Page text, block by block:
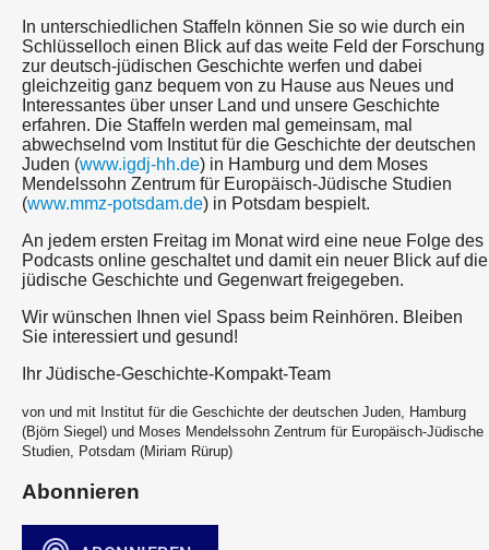
In unterschiedlichen Staffeln können Sie so wie durch ein
Schlüsselloch einen Blick auf das weite Feld der Forschung
zur deutsch-jüdischen Geschichte werfen und dabei
gleichzeitig ganz bequem von zu Hause aus Neues und
Interessantes über unser Land und unsere Geschichte
erfahren. Die Staffeln werden mal gemeinsam, mal
abwechselnd vom Institut für die Geschichte der deutschen
Juden (www.igdj-hh.de) in Hamburg und dem Moses
Mendelssohn Zentrum für Europäisch-Jüdische Studien
(www.mmz-potsdam.de) in Potsdam bespielt.
An jedem ersten Freitag im Monat wird eine neue Folge des
Podcasts online geschaltet und damit ein neuer Blick auf die
jüdische Geschichte und Gegenwart freigegeben.
Wir wünschen Ihnen viel Spass beim Reinhören. Bleiben
Sie interessiert und gesund!
Ihr Jüdische-Geschichte-Kompakt-Team
von und mit Institut für die Geschichte der deutschen Juden, Hamburg
(Björn Siegel) und Moses Mendelssohn Zentrum für Europäisch-Jüdische
Studien, Potsdam (Miriam Rürup)
Abonnieren